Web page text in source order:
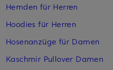
Hemden für Herren
Hoodies für Herren
Hosenanzüge für Damen
Kaschmir Pullover Damen